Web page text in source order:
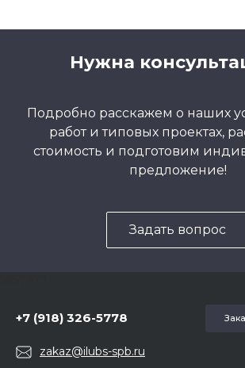
Нужна
Подробно расскажем о наших
работ и типовых проектах,
стоимость и подготовим
предложение!
Задать вопрос
+7 (918) 326-5778
zakaz@ilubs-spb.ru